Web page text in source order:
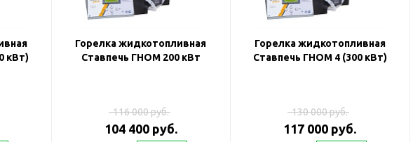
кВт)
Горелка жидкотопливная
Ставпечь ГНОМ 200 кВт
116 000 руб.
104 400 руб.
Горелка жидкотопливная
Ставпечь ГНОМ 4 (300 кВт)
130 000 руб.
117 000 руб.